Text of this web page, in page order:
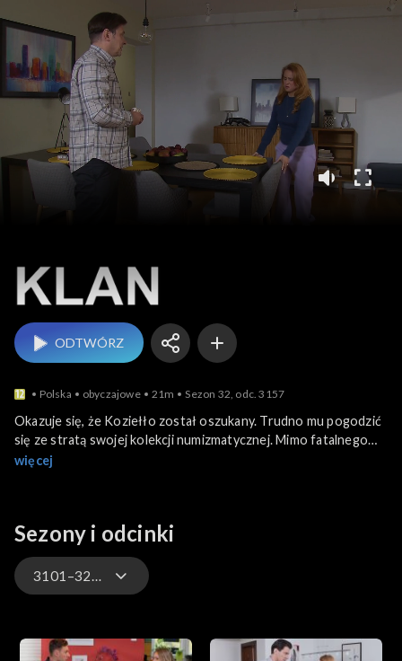
Klan
ODTWÓRZ
Polska obyczajowe 21m Sezon 32, odc. 3157
Okazuje się, że Koziełło został oszukany. Trudno mu pogodzić
się ze stratą swojej kolekcji numizmatycznej. Mimo fatalnego
nastroju udaje się jednak do Elmedu. Norbert decyduje się
więcej
Sezony i odcinki
3101–3200